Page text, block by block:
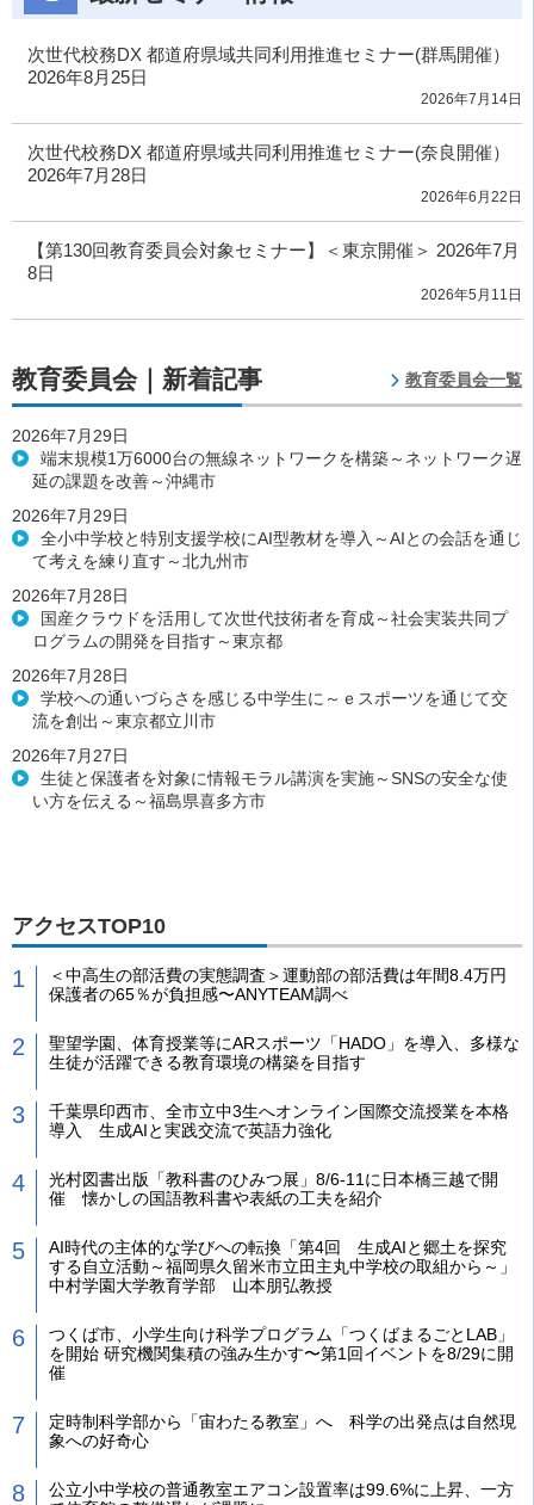
次世代校務DX 都道府県域共同利用推進セミナー(群馬開催）
2026年8月25日
2026年7月14日
次世代校務DX 都道府県域共同利用推進セミナー(奈良開催）
2026年7月28日
2026年6月22日
【第130回教育委員会対象セミナー】＜東京開催＞ 2026年7月
8日
2026年5月11日
教育委員会｜新着記事 教育委員会一覧
2026年7月29日
端末規模1万6000台の無線ネットワークを構築～ネットワーク遅
延の課題を改善～沖縄市
2026年7月29日
全小中学校と特別支援学校にAI型教材を導入～AIとの会話を通じ
て考えを練り直す～北九州市
2026年7月28日
国産クラウドを活用して次世代技術者を育成～社会実装共同プ
ログラムの開発を目指す～東京都
2026年7月28日
学校への通いづらさを感じる中学生に～ｅスポーツを通じて交
流を創出～東京都立川市
2026年7月27日
生徒と保護者を対象に情報モラル講演を実施～SNSの安全な使
い方を伝える～福島県喜多方市
アクセスTOP10
＜中高生の部活費の実態調査＞運動部の部活費は年間8.4万円
保護者の65％が負担感〜ANYTEAM調べ
聖望学園、体育授業等にARスポーツ「HADO」を導入、多様な
生徒が活躍できる教育環境の構築を目指す
千葉県印西市、全市立中3生へオンライン国際交流授業を本格
導入 生成AIと実践交流で英語力強化
光村図書出版「教科書のひみつ展」8/6-11に日本橋三越で開
催 懐かしの国語教科書や表紙の工夫を紹介
AI時代の主体的な学びへの転換「第4回 生成AIと郷土を探究
する自立活動～福岡県久留米市立田主丸中学校の取組から～」
中村学園大学教育学部 山本朋弘教授
つくば市、小学生向け科学プログラム「つくばまるごとLAB」
を開始 研究機関集積の強み生かす〜第1回イベントを8/29に開
催
定時制科学部から「宙わたる教室」へ 科学の出発点は自然現
象への好奇心
公立小中学校の普通教室エアコン設置率は99.6%に上昇、一方